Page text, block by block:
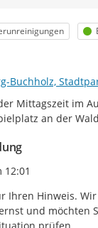
Buchholz,
Mittagszeit im
an der
Erstellens
12:01
Ihren Hinweis.
und möchten